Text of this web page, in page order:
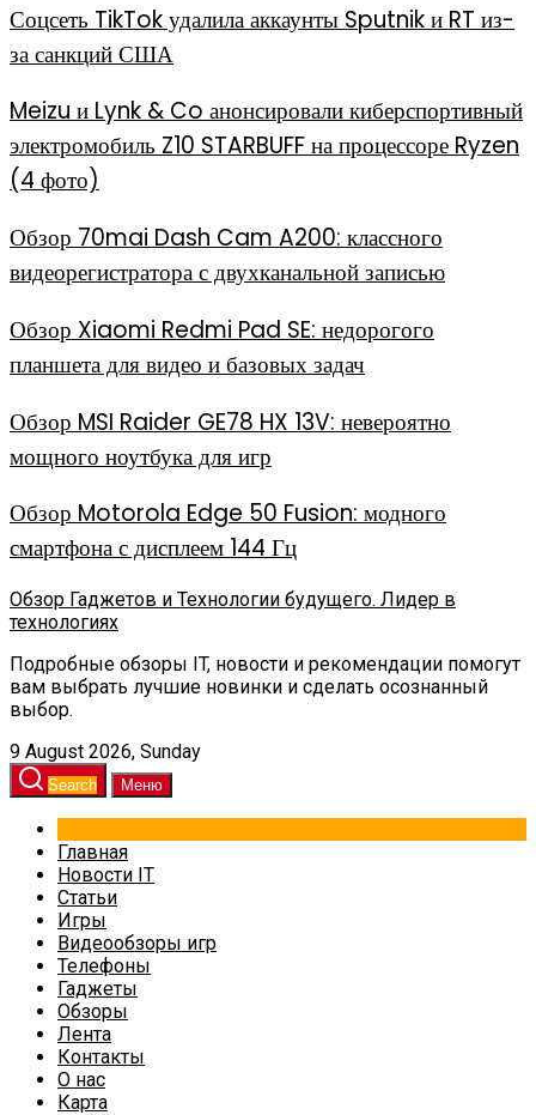
Соцсеть TikTok удалила аккаунты Sputnik и RT из-
за санкций США
Meizu и Lynk & Co анонсировали киберспортивный
электромобиль Z10 STARBUFF на процессоре Ryzen
(4 фото)
Обзор 70mai Dash Cam A200: классного
видеорегистратора с двухканальной записью
Обзор Xiaomi Redmi Pad SE: недорогого
планшета для видео и базовых задач
Обзор MSI Raider GE78 HX 13V: невероятно
мощного ноутбука для игр
Обзор Motorola Edge 50 Fusion: модного
смартфона с дисплеем 144 Гц
Обзор Гаджетов и Технологии будущего. Лидер в
технологиях
Подробные обзоры IT, новости и рекомендации помогут
вам выбрать лучшие новинки и сделать осознанный
выбор.
9 August 2026, Sunday
Search Меню
Главная
Новости IT
Статьи
Игры
Видеообзоры игр
Телефоны
Гаджеты
Обзоры
Лента
Контакты
О нас
Карта